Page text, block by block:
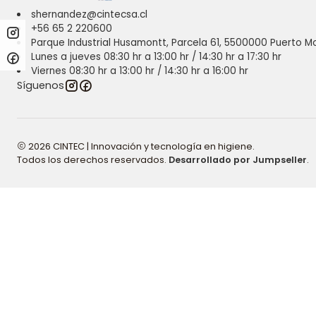
shernandez@cintecsa.cl
+56 65 2 220600
Parque Industrial Husamontt, Parcela 61, 5500000 Puerto
Lunes a jueves 08:30 hr a 13:00 hr / 14:30 hr a 17:30 hr
Viernes 08:30 hr a 13:00 hr / 14:30 hr a 16:00 hr
Síguenos
2026 CINTEC | Innovación y tecnología en higiene.
Todos los derechos reservados. Desarrollado por Jumpseller.